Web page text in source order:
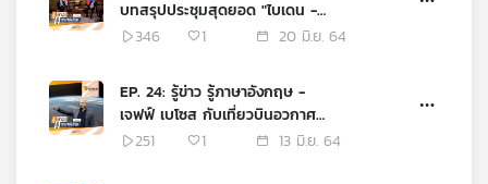
กิจกรรม
เกี่ยว
บทสรุปประชุมสุดยอด "ไบเดน -
ปูติน"
346 1 20 มิ.ย. 64
EP. 24: รู้ข่าว รู้ภาษาอังกฤษ -
เจฟฟ์ เบโซส กับเที่ยวบินอวกาศ
ครั้งประวัติศาสตร์
251 1 13 มิ.ย. 64